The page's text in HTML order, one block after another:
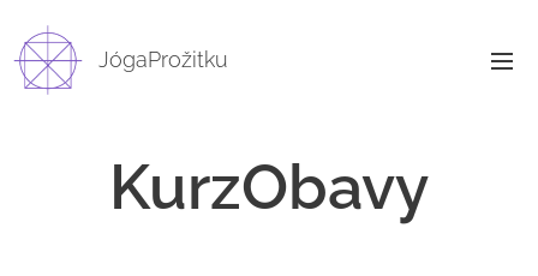
JógaProžitku
KurzObavy